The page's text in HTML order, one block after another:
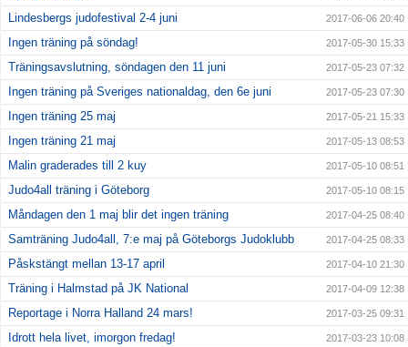
Lindesbergs judofestival 2-4 juni 2017-06-06 20:40
Ingen träning på söndag! 2017-05-30 15:33
Träningsavslutning, söndagen den 11 juni 2017-05-23 07:32
Ingen träning på Sveriges nationaldag, den 6e juni 2017-05-23 07:30
Ingen träning 25 maj 2017-05-21 15:33
Ingen träning 21 maj 2017-05-13 08:53
Malin graderades till 2 kuy 2017-05-10 08:51
Judo4all träning i Göteborg 2017-05-10 08:15
Måndagen den 1 maj blir det ingen träning 2017-04-25 08:40
Samträning Judo4all, 7:e maj på Göteborgs Judoklubb 2017-04-25 08:33
Påskstängt mellan 13-17 april 2017-04-10 21:30
Träning i Halmstad på JK National 2017-04-09 12:38
Reportage i Norra Halland 24 mars! 2017-03-25 09:31
Idrott hela livet, imorgon fredag! 2017-03-23 10:08